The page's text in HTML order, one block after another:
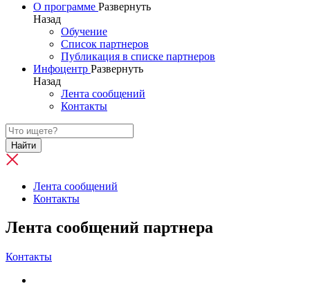
О программе Развернуть
Назад
Обучение
Список партнеров
Публикация в списке партнеров
Инфоцентр Развернуть
Назад
Лента сообщений
Контакты
Найти
Лента сообщений
Контакты
Лента сообщений партнера
Контакты